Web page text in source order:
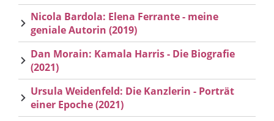
Nicola Bardola: Elena Ferrante - meine
geniale Autorin (2019)
Dan Morain: Kamala Harris - Die Biografie
(2021)
Ursula Weidenfeld: Die Kanzlerin - Porträt
einer Epoche (2021)